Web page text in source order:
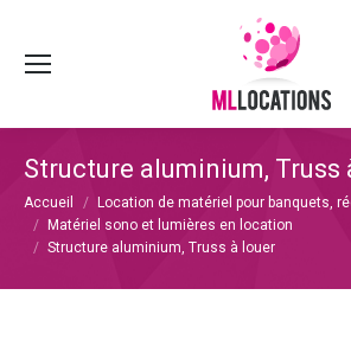
Structure aluminium, Truss
Vous êtes ici :
Accueil
Location de matériel pour banquets,
Matériel sono et lumières en location
Structure aluminium, Truss à louer